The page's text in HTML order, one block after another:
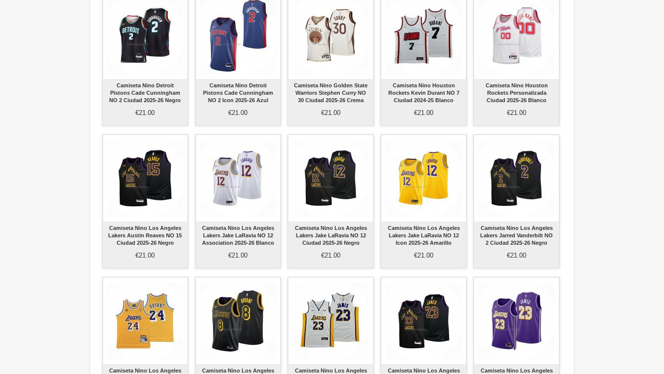
Camiseta Nino Detroit
Pistons Cade Cunningham
NO 2 Ciudad 2025-26 Negro
€21.00
Camiseta Nino Detroit
Pistons Cade Cunningham
NO 2 Icon 2025-26 Azul
€21.00
Camiseta Nino Golden State
Warriors Stephen Curry NO
30 Ciudad 2025-26 Crema
€21.00
Camiseta Nino Houston
Rockets Kevin Durant NO 7
Ciudad 2024-25 Blanco
€21.00
Camiseta Nino Houston
Rockets Personalizada
Ciudad 2025-26 Blanco
€21.00
Camiseta Nino Los Angeles
Lakers Austin Reaves NO 15
Ciudad 2025-26 Negro
€21.00
Camiseta Nino Los Angeles
Lakers Jake LaRavia NO 12
Association 2025-26 Blanco
€21.00
Camiseta Nino Los Angeles
Lakers Jake LaRavia NO 12
Ciudad 2025-26 Negro
€21.00
Camiseta Nino Los Angeles
Lakers Jake LaRavia NO 12
Icon 2025-26 Amarillo
€21.00
Camiseta Nino Los Angeles
Lakers Jarred Vanderbilt NO
2 Ciudad 2025-26 Negro
€21.00
Camiseta Nino Los Angeles
Camiseta Nino Los Angeles
Camiseta Nino Los Angeles
Camiseta Nino Los Angeles
Camiseta Nino Los Angeles